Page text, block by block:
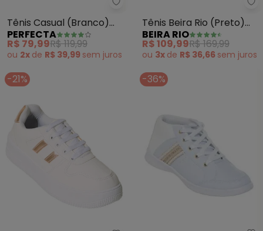
Perfecta - Tênis Casual
Tênis Casual (Branco)
em Sintético
PERFECTA
R$ 79,99R$ 119,99
ou 2x de R$ 39,99 sem juros
Tênis Beira Rio (Preto)
em Sintético
BEIRA RIO
R$ 109,99R$ 169,99
ou 3x de R$ 36,66 sem juros
-21% -36%